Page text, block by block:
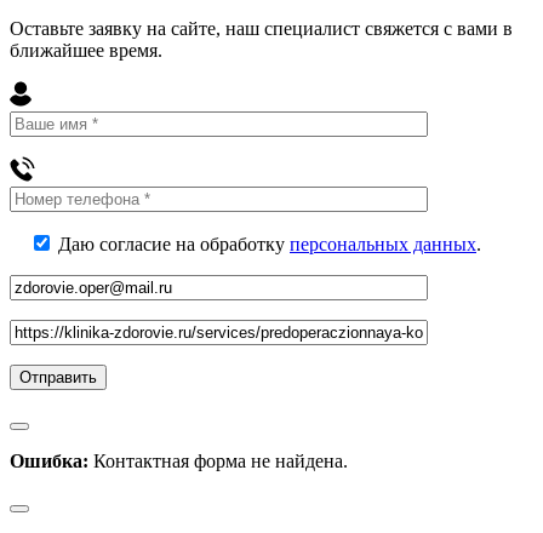
Оставьте заявку на сайте, наш специалист свяжется с вами в
ближайшее время.
Даю согласие на обработку персональных данных.
Ошибка: Контактная форма не найдена.